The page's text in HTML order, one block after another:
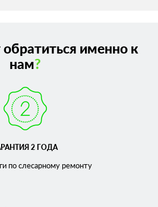
именно к
нам?
2 ГОДА
по слесарномуремонту